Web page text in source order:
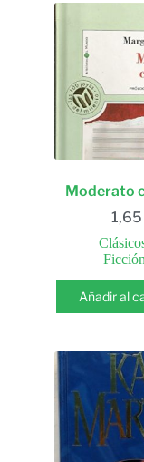
Moderato
Añadir al